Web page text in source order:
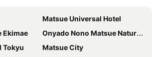
Matsue Universal Hotel
Ekimae
Onyado Nono Matsue Natural Hot Spring
Tokyu
Matsue City